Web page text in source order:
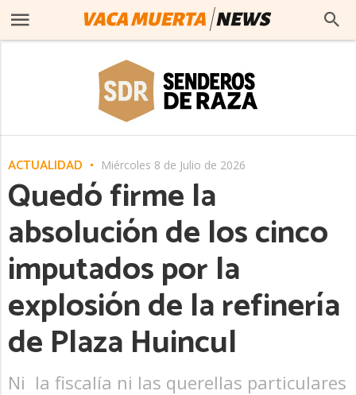
ACTUALIDAD Miércoles 8 de Julio de 2026
Quedó firme la
absolución de los cinco
imputados por la
explosión de la refinería
de Plaza Huincul
Ni la fiscalía ni las querellas particulares